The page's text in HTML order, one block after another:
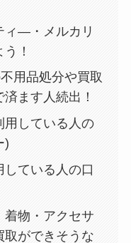
ィ―・メルカリ
！
用品処分や買取
ます人続出！
用している人の
)
ている人の口
着物・アクセサ
取ができそうな